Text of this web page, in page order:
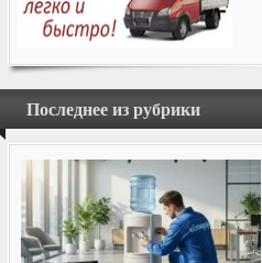
Последнее из рубрики